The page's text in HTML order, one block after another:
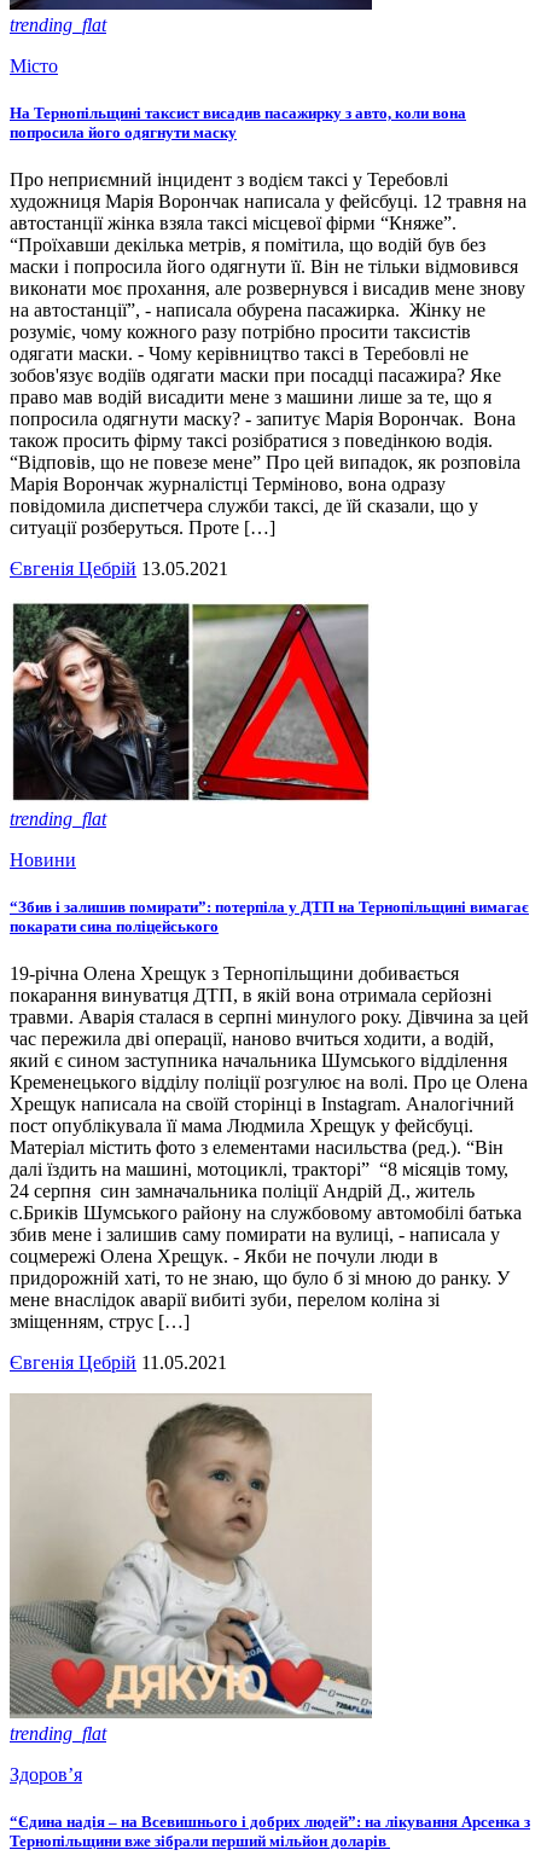
trending_flat
Місто
На Тернопільщині таксист висадив пасажирку з авто, коли вона
попросила його одягнути маску
Про неприємний інцидент з водієм таксі у Теребовлі
художниця Марія Ворончак написала у фейсбуці. 12 травня на
автостанції жінка взяла таксі місцевої фірми “Княже”.
“Проїхавши декілька метрів, я помітила, що водій був без
маски і попросила його одягнути її. Він не тільки відмовився
виконати моє прохання, але розвернувся і висадив мене знову
на автостанції”, - написала обурена пасажирка. Жінку не
розуміє, чому кожного разу потрібно просити таксистів
одягати маски. - Чому керівництво таксі в Теребовлі не
зобов'язує водіїв одягати маски при посадці пасажира? Яке
право мав водій висадити мене з машини лише за те, що я
попросила одягнути маску? - запитує Марія Ворончак. Вона
також просить фірму таксі розібратися з поведінкою водія.
“Відповів, що не повезе мене” Про цей випадок, як розповіла
Марія Ворончак журналістці Терміново, вона одразу
повідомила диспетчера служби таксі, де їй сказали, що у
ситуації розберуться. Проте […]
Євгенія Цебрій 13.05.2021
trending_flat
Новини
“Збив і залишив помирати”: потерпіла у ДТП на Тернопільщині вимагає
покарати сина поліцейського
19-річна Олена Хрещук з Тернопільщини добивається
покарання винуватця ДТП, в якій вона отримала серйозні
травми. Аварія сталася в серпні минулого року. Дівчина за цей
час пережила дві операції, наново вчиться ходити, а водій,
який є сином заступника начальника Шумського відділення
Кременецького відділу поліції розгулює на волі. Про це Олена
Хрещук написала на своїй сторінці в Instagram. Аналогічний
пост опублікувала її мама Людмила Хрещук у фейсбуці.
Матеріал містить фото з елементами насильства (ред.). “Він
далі їздить на машині, мотоциклі, тракторі” “8 місяців тому,
24 серпня син замначальника поліції Андрій Д., житель
с.Бриків Шумського району на службовому автомобілі батька
збив мене і залишив саму помирати на вулиці, - написала у
соцмережі Олена Хрещук. - Якби не почули люди в
придорожній хаті, то не знаю, що було б зі мною до ранку. У
мене внаслідок аварії вибиті зуби, перелом коліна зі
зміщенням, струс […]
Євгенія Цебрій 11.05.2021
trending_flat
Здоров’я
“Єдина надія – на Всевишнього і добрих людей”: на лікування Арсенка з
Тернопільщини вже зібрали перший мільйон доларів